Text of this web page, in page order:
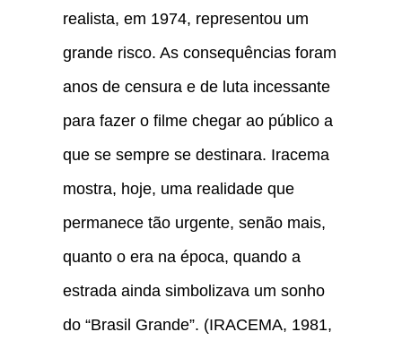
realista, em 1974, representou um
grande risco. As consequências foram
anos de censura e de luta incessante
para fazer o filme chegar ao público a
que se sempre se destinara. Iracema
mostra, hoje, uma realidade que
permanece tão urgente, senão mais,
quanto o era na época, quando a
estrada ainda simbolizava um sonho
do “Brasil Grande”. (IRACEMA, 1981,